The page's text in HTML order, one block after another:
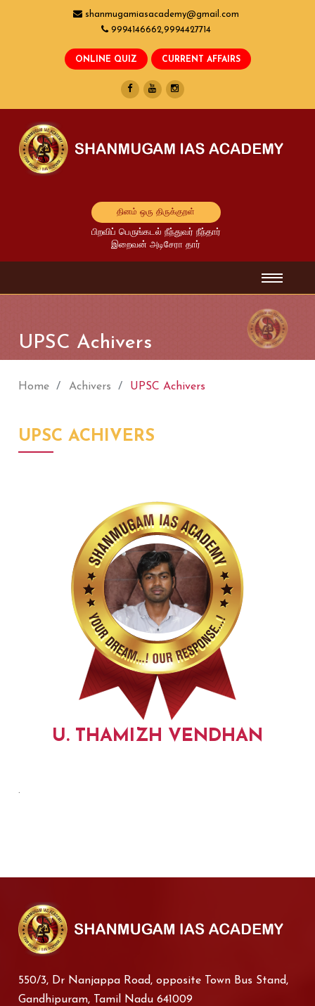
shanmugamiasacademy@gmail.com
9994146662,9994427714
தினம் ஒரு திருக்குறள்
பிறவிப் பெருங்கடல் நீந்துவர் நீந்தார்
இறைவன் அடிசேரா தார்
UPSC Achivers
Home Achivers UPSC Achivers
UPSC ACHIVERS
U. THAMIZH VENDHAN
.
550/3, Dr Nanjappa Road, opposite Town Bus Stand,
Gandhipuram, Tamil Nadu 641009